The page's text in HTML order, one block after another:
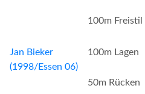
100m Freistil
Jan Bieker
(1998/Essen 06)
100m Lagen
50m Rücken